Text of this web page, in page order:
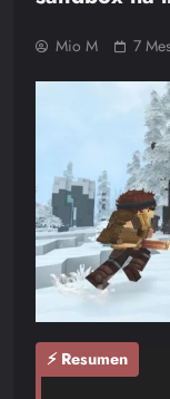
Mio M 7
⚡ Resumen